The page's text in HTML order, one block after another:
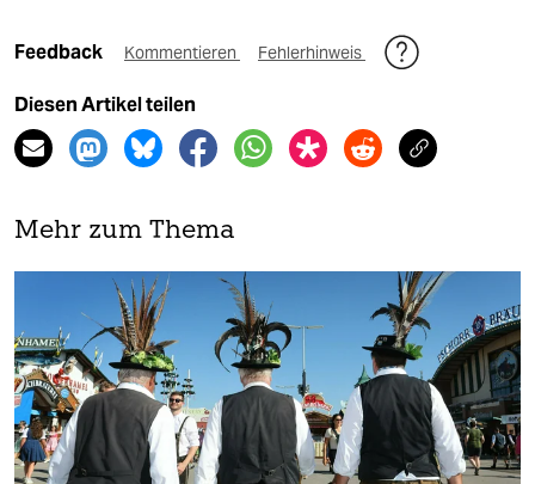
Feedback Kommentieren Fehlerhinweis
Diesen Artikel teilen
Mehr zum Thema